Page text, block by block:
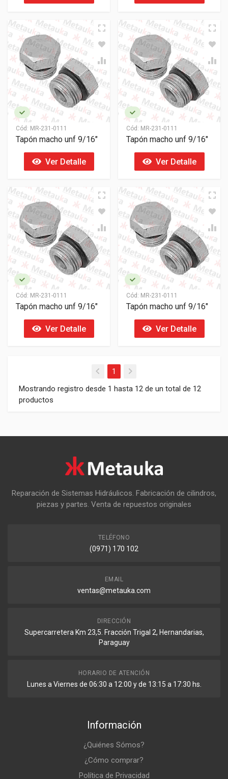
Cód: MR-231-0111
Tapón macho unf 9/16"
Ver Detalle
Cód: MR-231-0111
Tapón macho unf 9/16"
Ver Detalle
Cód: MR-231-0111
Tapón macho unf 9/16"
Ver Detalle
Cód: MR-231-0111
Tapón macho unf 9/16"
Ver Detalle
1
Mostrando registro desde 1 hasta 12 de un total de 12
productos
Reparación de Sistemas Hidráulicos. Fabricación de cilindros,
piezas y partes. Venta de repuestos originales
TELÉFONO
(0971) 170 102
EMAIL
ventas@metauka.com
DIRECCIÓN
Supercarretera Km 23,5. Fracción Trigal 2, Hernandarias,
Paraguay
HORARIO DE ATENCIÓN
Lunes a Viernes de 06:30 a 12:00 y de 13:15 a 17:30 hs.
Información
¿Quiénes Sómos?
¿Cómo comprar?
Política de Privacidad